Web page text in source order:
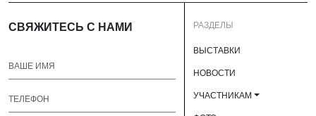
СВЯЖИТЕСЬ С НАМИ РАЗДЕЛЫ
ВЫСТАВКИ
НОВОСТИ
УЧАСТНИКАМ